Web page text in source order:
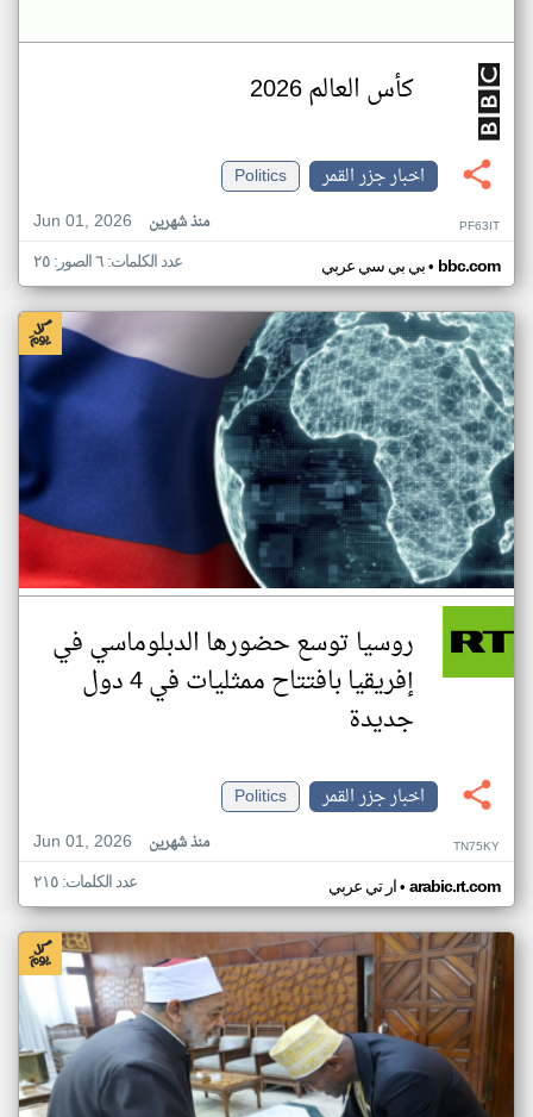
كأس العالم 2026
اخبار جزر القمر
Politics
Jun 01, 2026
منذ شهرين PF63IT
بي بي سي عربي• bbc.com عدد الكلمات: ٦ الصور: ٢٥
روسيا توسع حضورها الدبلوماسي في
إفريقيا بافتتاح ممثليات في 4 دول
جديدة
اخبار جزر القمر
Politics
Jun 01, 2026
منذ شهرين TN75KY
ار تي عربي• arabic.rt.com عدد الكلمات: ٢١٥